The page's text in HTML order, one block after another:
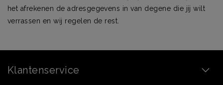
het afrekenen de adresgegevens in van degene die jij wilt
verrassen en wij regelen de rest.
Klantenservice